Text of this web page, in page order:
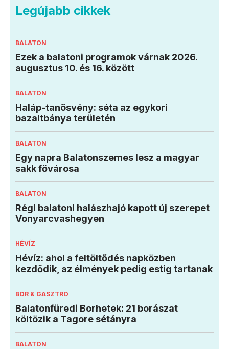
Legújabb cikkek
BALATON
Ezek a balatoni programok várnak 2026.
augusztus 10. és 16. között
BALATON
Haláp-tanösvény: séta az egykori
bazaltbánya területén
BALATON
Egy napra Balatonszemes lesz a magyar
sakk fővárosa
BALATON
Régi balatoni halászhajó kapott új szerepet
Vonyarcvashegyen
HÉVÍZ
Hévíz: ahol a feltöltődés napközben
kezdődik, az élmények pedig estig tartanak
BOR & GASZTRO
Balatonfüredi Borhetek: 21 borászat
költözik a Tagore sétányra
BALATON